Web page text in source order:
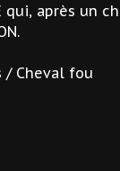
qui, après un
/ Cheval fou